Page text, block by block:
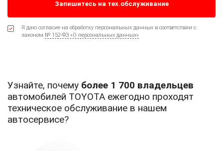
Я даю согласие на обработку персональных данных в соответствии с
законом № 152-ФЗ «О персональных данных»
Узнайте, почему более 1 700 владельцев
автомобилей TOYOTA ежегодно проходят
техническое обслуживание в нашем
автосервисе?